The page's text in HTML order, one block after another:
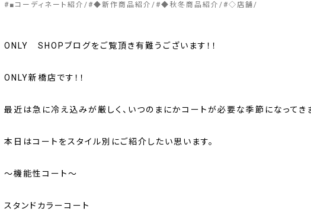
#■コーディネート紹介 #◆新作商品紹介 #◆秋冬商品紹介 #◇店舗
ONLY SHOPブログをご覧頂き有難うございます！！
ONLY新橋店です！！
最近は急に冷え込みが厳しく、いつのまにかコートが必要な季節になってき
本日はコートをスタイル別にご紹介したい思います。
～機能性コート～
スタンドカラーコート